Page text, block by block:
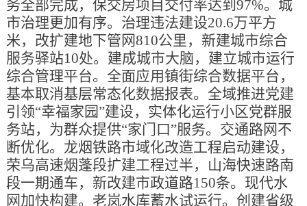
务全部完成，保交房项目交付率达到97%。城
市治理更加有序。治理违法建设20.6万平方
米，改扩建地下管网810公里，新建城市综合
服务驿站10处。建成城市大脑，建立城市运行
综合管理平台。全面应用镇街综合数据平台，
基本取消基层常态化数据报表。全域推进党建
引领“幸福家园”建设，实体化运行小区党群服
务站，为群众提供“家门口”服务。交通路网不
断优化。龙烟铁路市域化改造工程启动建设，
荣乌高速烟蓬段扩建工程过半，山海快速路南
段一期通车，新改建市政道路150条。现代水
网加快构建。老岚水库蓄水试运行。创建省级